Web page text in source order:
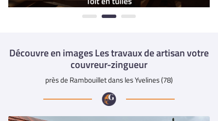
Découvre en images Les travaux de artisan votre
couvreur-zingueur
près de Rambouillet dans les Yvelines (78)